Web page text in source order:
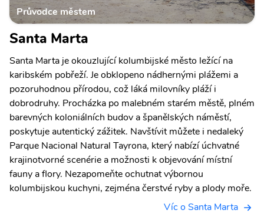
Průvodce městem
Santa Marta
Santa Marta je okouzlující kolumbijské město ležící na
karibském pobřeží. Je obklopeno nádhernými plážemi a
pozoruhodnou přírodou, což láká milovníky pláží i
dobrodruhy. Procházka po malebném starém městě, plném
barevných koloniálních budov a španělských náměstí,
poskytuje autentický zážitek. Navštívit můžete i nedaleký
Parque Nacional Natural Tayrona, který nabízí úchvatné
krajinotvorné scenérie a možnosti k objevování místní
fauny a flory. Nezapomeňte ochutnat výbornou
kolumbijskou kuchyni, zejména čerstvé ryby a plody moře.
Víc o Santa Marta